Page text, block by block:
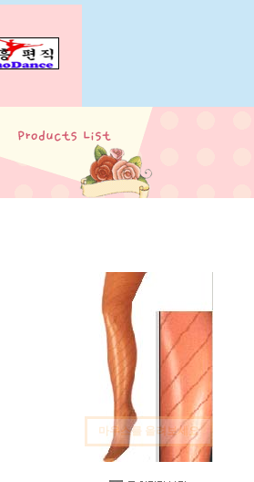
마우스를 올려보세요